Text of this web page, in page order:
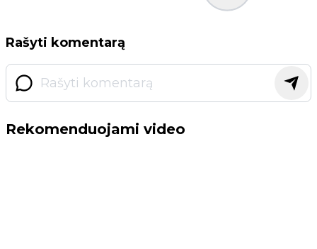
Rašyti komentarą
Rekomenduojami video